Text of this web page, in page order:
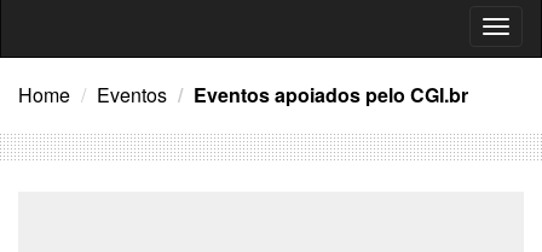
Home Eventos Eventos apoiados pelo CGI.br